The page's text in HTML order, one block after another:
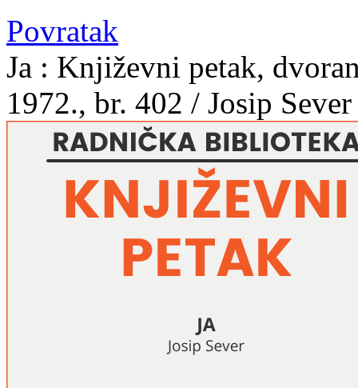
Povratak
Ja : Književni petak,
1972., br. 402 / Josip